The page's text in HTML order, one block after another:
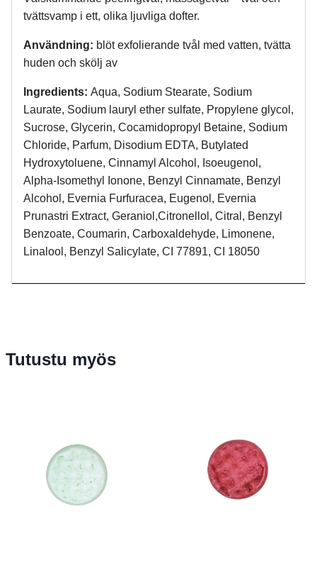
tvättsvamp i ett, olika ljuvliga dofter.
Användning: blöt exfolierande tvål med vatten, tvätta
huden och skölj av
Ingredients: Aqua, Sodium Stearate, Sodium
Laurate, Sodium lauryl ether sulfate, Propylene glycol,
Sucrose, Glycerin, Cocamidopropyl Betaine, Sodium
Chloride, Parfum, Disodium EDTA, Butylated
Hydroxytoluene, Cinnamyl Alcohol, Isoeugenol,
Alpha-Isomethyl Ionone, Benzyl Cinnamate, Benzyl
Alcohol, Evernia Furfuracea, Eugenol, Evernia
Prunastri Extract, Geraniol,Citronellol, Citral, Benzyl
Benzoate, Coumarin, Carboxaldehyde, Limonene,
Linalool, Benzyl Salicylate, CI 77891, CI 18050
Tutustu myös